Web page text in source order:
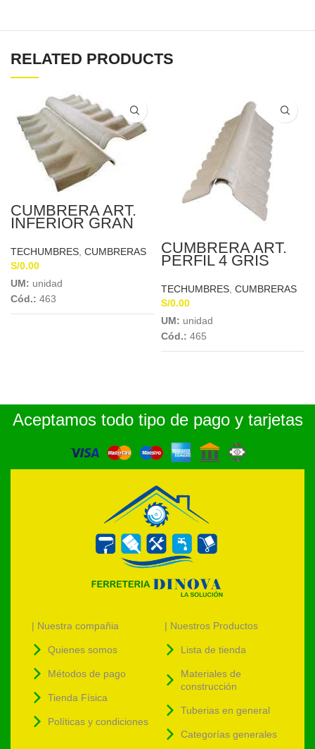
RELATED PRODUCTS
CUMBRERA ART.
INFERIOR GRAN
X 5MM
TECHUMBRES, CUMBRERAS
S/0.00
UM: unidad
Cód.: 463
CUMBRERA ART.
PERFIL 4 GRIS
0.30 X 5MM
TECHUMBRES CUMBRERAS
S/0.00
UM: unidad
Cód.: 465
Aceptamos todo tipo de pago y tarjetas
| Nuestra compañia
Quienes somos
Métodos de pago
Tienda Física
Políticas y condiciones
| Nuestros Productos
Lista de tienda
Materiales de
construcción
Tuberias en general
Categorías generales